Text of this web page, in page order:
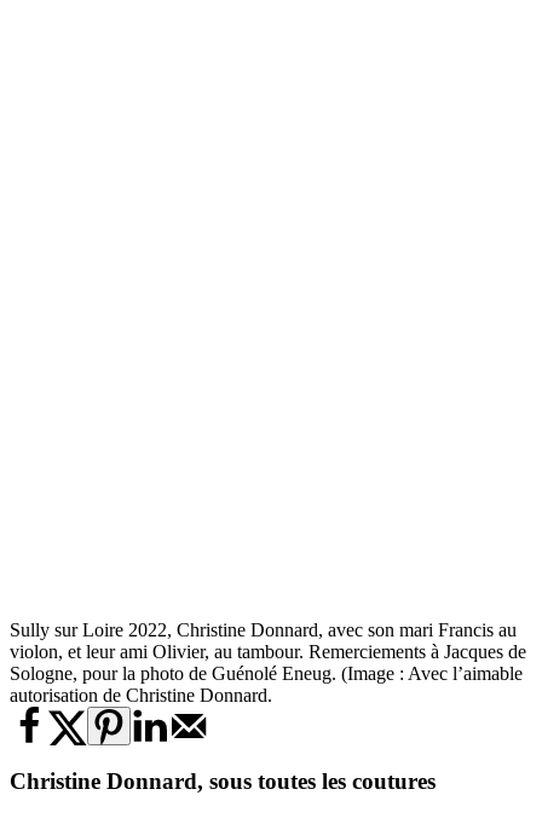
Sully sur Loire 2022, Christine Donnard, avec son mari Francis au
violon, et leur ami Olivier, au tambour. Remerciements à Jacques de
Sologne, pour la photo de Guénolé Eneug. (Image : Avec l’aimable
autorisation de Christine Donnard.
Christine Donnard, sous toutes les coutures